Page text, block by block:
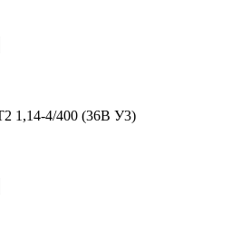
1,14-4/400 (36В У3)